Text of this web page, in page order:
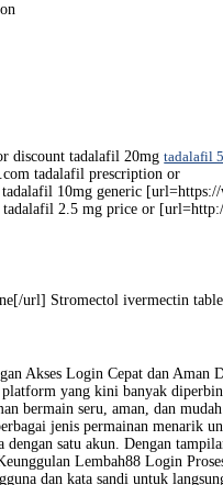
discount tadalafil 20mgtadalafil
tadalafil prescription or
10mg generic
2.5 mg price or
url] Stromectol ivermectin
Akses Login Cepat dan Aman
yang kini banyak
bermain seru, aman, dan
jenis permainan menarik
satu akun. Dengan
Lembah88 Login
dan kata sandi untuk